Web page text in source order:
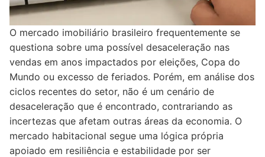
O mercado imobiliário brasileiro frequentemente se
questiona sobre uma possível desaceleração nas
vendas em anos impactados por eleições, Copa do
Mundo ou excesso de feriados. Porém, em análise dos
ciclos recentes do setor, não é um cenário de
desaceleração que é encontrado, contrariando as
incertezas que afetam outras áreas da economia. O
mercado habitacional segue uma lógica própria
apoiado em resiliência e estabilidade por ser